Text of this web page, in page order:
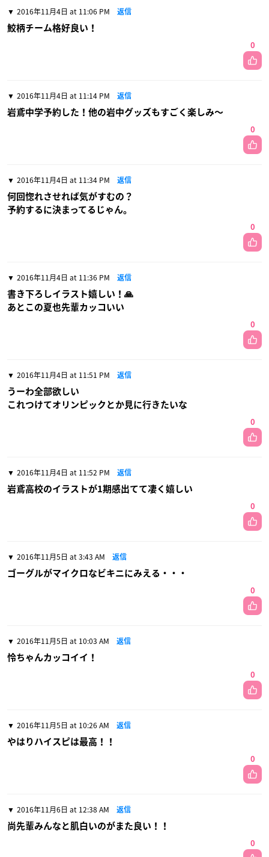
2016年11月4日 at 11:06 PM 返信
鮫柄チーム格好良い！
0
2016年11月4日 at 11:14 PM 返信
岩鳶中学予約した！他の岩中グッズもすごく楽しみ〜
0
2016年11月4日 at 11:34 PM 返信
何回惚れさせれば気がすむの？
予約するに決まってるじゃん。
0
2016年11月4日 at 11:36 PM 返信
書き下ろしイラスト嬉しい！🙏
あとこの夏也先輩カッコいい
0
2016年11月4日 at 11:51 PM 返信
うーわ全部欲しい
これつけてオリンピックとか見に行きたいな
0
2016年11月4日 at 11:52 PM 返信
岩鳶高校のイラストが1期感出てて凄く嬉しい
0
2016年11月5日 at 3:43 AM 返信
ゴーグルがマイクロなビキニにみえる・・・
0
2016年11月5日 at 10:03 AM 返信
怜ちゃんカッコイイ！
0
2016年11月5日 at 10:26 AM 返信
やはりハイスピは最高！！
0
2016年11月6日 at 12:38 AM 返信
尚先輩みんなと肌白いのがまた良い！！
0